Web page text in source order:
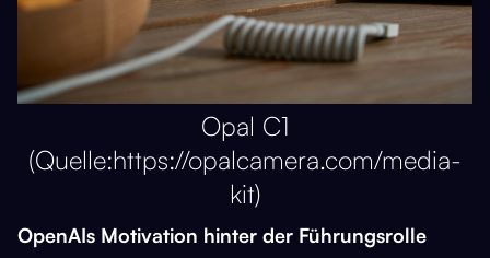
Opal C1
(Quelle:https://opalcamera.com/media-
kit)
OpenAIs Motivation hinter der Führungsrolle